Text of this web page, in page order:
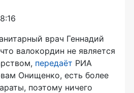
врач Геннадий
валокордин не является
передаёт РИА
Онищенко, есть более
поэтому ничего